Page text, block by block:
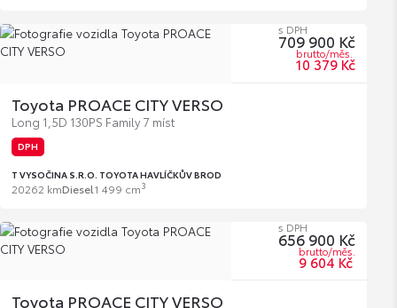
Toyota PROACE CITY VERSO
Long 1,5D 130PS Family 7 míst
DPH
T VYSOČINA S.R.O. TOYOTA HAVLÍČKŮV BROD
20262 kmDiesel1 499 cm3
s DPH
709 900 Kč
brutto/měs.
10 379 Kč
Toyota PROACE CITY VERSO
s DPH
656 900 Kč
brutto/měs.
9 604 Kč